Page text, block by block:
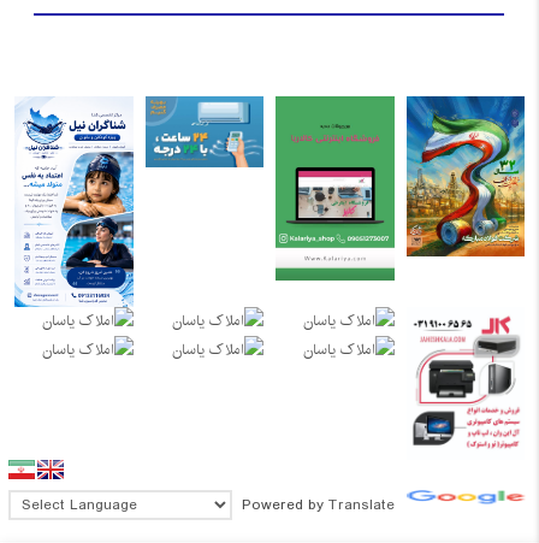
Powered by Translate